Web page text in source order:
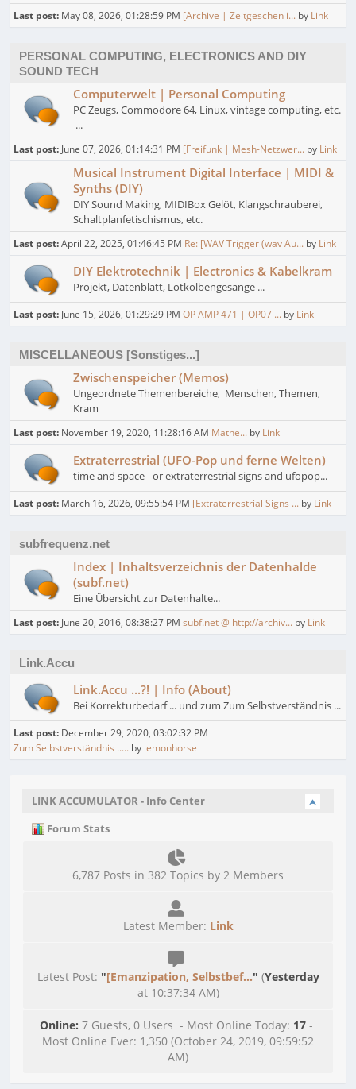
Last post: May 08, 2026, 01:28:59 PM [Archive | Zeitgeschen i... by Link
PERSONAL COMPUTING, ELECTRONICS AND DIY
SOUND TECH
Computerwelt | Personal Computing
PC Zeugs, Commodore 64, Linux, vintage computing, etc.
...
Last post: June 07, 2026, 01:14:31 PM [Freifunk | Mesh-Netzwer... by Link
Musical Instrument Digital Interface | MIDI &
Synths (DIY)
DIY Sound Making, MIDIBox Gelöt, Klangschrauberei,
Schaltplanfetischismus, etc.
Last post:April 22, 2025, 01:46:45 PM Re: [WAV Trigger (wav Au... by Link
DIY Elektrotechnik | Electronics & Kabelkram
Projekt, Datenblatt, Lötkolbengesänge ...
Last post: June 15, 2026, 01:29:29 PM OP AMP 471 | OP07 ... by Link
MISCELLANEOUS [Sonstiges...]
Zwischenspeicher (Memos)
Ungeordnete Themenbereiche, Menschen, Themen,
Kram
Last post: November 19, 2020, 11:28:16 AM Mathe... by Link
Extraterrestrial (UFO-Pop und ferne Welten)
time and space - or extraterrestrial signs and ufopop...
Last post: March 16, 2026, 09:55:54 PM [Extraterrestrial Signs ... by Link
subfrequenz.net
Index | Inhaltsverzeichnis der Datenhalde
(subf.net)
Eine Übersicht zur Datenhalte...
Last post: June 20, 2016, 08:38:27 PM subf.net @ http://archiv... by Link
Link.Accu
Link.Accu ...?! | Info (About)
Bei Korrekturbedarf ... und zum Zum Selbstverständnis ...
Last post: December 29, 2020, 03:02:32 PM
Zum Selbstverständnis ..... by lemonhorse
LINK ACCUMULATOR - Info Center
Forum Stats
6,787 Posts in 382 Topics by 2 Members
Latest Member: Link
Latest Post: "[Emanzipation, Selbstbef..." (Yesterday
at 10:37:34 AM)
Online: 7 Guests, 0 Users - Most Online Today: 17 -
Most Online Ever: 1,350 (October 24, 2019, 09:59:52
AM)